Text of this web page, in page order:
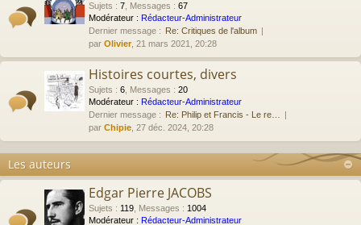
Sujets : 7 Messages : 67
Modérateur : Rédacteur-Administrateur
Dernier message : Re: Critiques de l'album
par Olivier , 21 mars 2021, 20:28
Histoires courtes, divers
Sujets : 6 Messages : 20
Modérateur : Rédacteur-Administrateur
Dernier message : Re: Philip et Francis - Le re…
par Chipie , 27 déc. 2024, 20:28
Les auteurs
Edgar Pierre JACOBS
Sujets : 119 Messages : 1004
Modérateur : Rédacteur-Administrateur